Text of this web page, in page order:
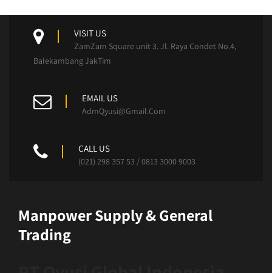
VISIT US
ZamZam Square unit 3. Jl. Raya Condet No.4,
Balekambang JakTim
EMAIL US
AdmQyusi@Gmail.Com
CALL US
(021) 298 357 53 / 0813 3000 9003
Manpower Supply & General
Trading